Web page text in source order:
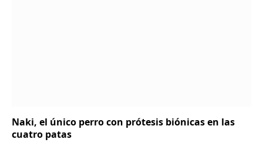
Naki, el único perro con prótesis biónicas en las
cuatro patas